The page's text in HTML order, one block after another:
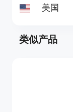
美国
类似产品